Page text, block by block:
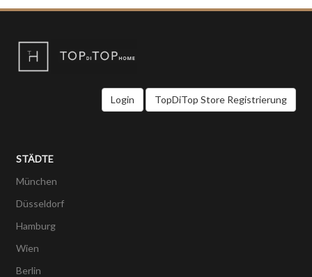
Login TopDiTop Store Registrierung
STÄDTE
München
Düsseldorf
Hamburg
Wien
Berlin